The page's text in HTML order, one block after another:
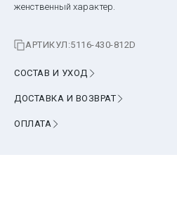
женственный характер.
АРТИКУЛ:5116-430-812D
СОСТАВ И УХОД
ДОСТАВКА И ВОЗВРАТ
ОПЛАТА